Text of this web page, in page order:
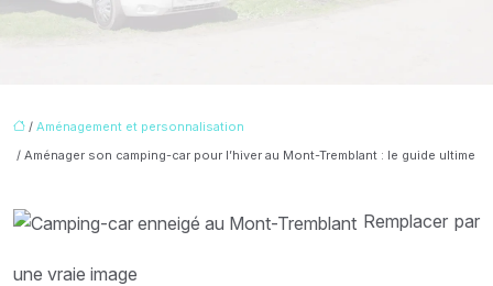
/ Aménagement et personnalisation
/ Aménager son camping-car pour l’hiver au Mont-Tremblant : le guide ultime
Remplacer par
une vraie image